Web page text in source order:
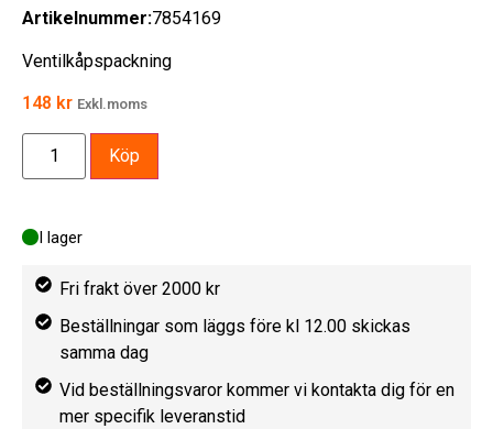
Artikelnummer:7854169
Ventilkåpspackning
148 kr Exkl.moms
I lager
Köp
Fri frakt över 2000 kr
Beställningar som läggs före kl 12.00 skickas
samma dag
Vid beställningsvaror kommer vi kontakta dig för en
mer specifik leveranstid